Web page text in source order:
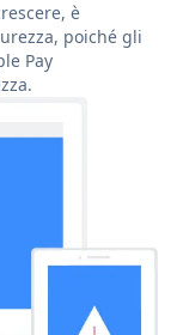
è
poiché gli
Pay